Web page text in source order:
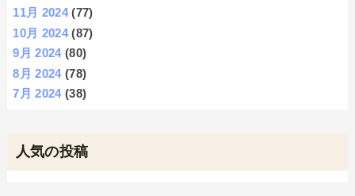
11月 2024(77)
10月 2024(87)
9月 2024(80)
8月 2024(78)
7月 2024(38)
人気の投稿